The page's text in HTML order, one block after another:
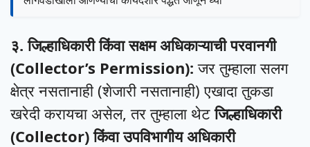
३. जिल्हाधिकारी किंवा सक्षम अधिकाऱ्याची परवानगी
(Collector’s Permission): जर तुम्हाला सलग
क्षेत्र नसतानाही (शेजारी नसतानाही) एखादा तुकडा
खरेदी करायचा असेल, तर तुम्हाला थेटजिल्हाधिकारी
(Collector) किंवा उपविभागीय अधिकारी